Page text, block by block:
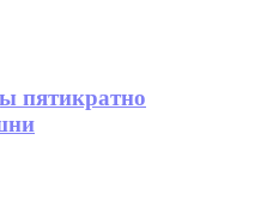
пятикратно